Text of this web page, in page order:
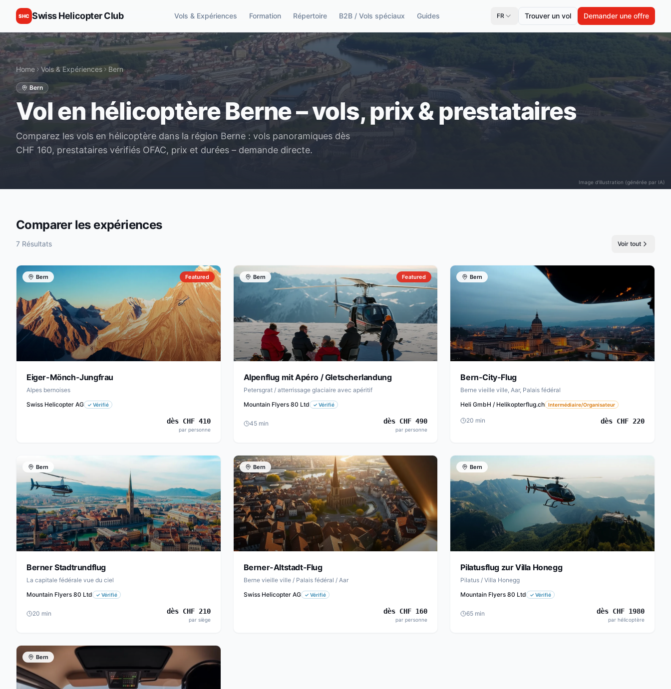
SHC Swiss Helicopter Club Vols & Expériences Formation Répertoire B2B / Vols spéciaux Guides FR Trouver un vol Demander une offre
Image d'illustration (générée par IA)
Home Vols & Expériences Bern
Bern
Vol en hélicoptère Berne – vols, prix & prestataires
Comparez les vols en hélicoptère dans la région Berne : vols panoramiques dès
CHF 160, prestataires vérifiés OFAC, prix et durées – demande directe.
Comparer les expériences
7 Résultats Voir tout
Bern Featured
Eiger-Mönch-Jungfrau
Alpes bernoises
Swiss Helicopter AG
✓ Vérifié
dèsCHF 410
par personne
Bern Featured
Alpenflug mit Apéro / Gletscherlandung
Petersgrat / atterrissage glaciaire avec apéritif
Mountain Flyers 80 Ltd
✓ Vérifié
45min dès CHF490
par personne
Bern
Bern-City-Flug
Berne vieille ville, Aar, Palais fédéral
Heli GmbH / Helikopterflug.ch Intermédiaire/Organisateur
20 min dèsCHF 220
Bern
Berner Stadtrundflug
La capitale fédérale vue du ciel
Mountain Flyers 80 Ltd
✓ Vérifié
20 min dèsCHF 210
par siège
Bern
Berner-Altstadt-Flug
Berne vieille ville / Palais fédéral / Aar
Swiss Helicopter AG
✓ Vérifié
dès CHF 160
par personne
Bern
Pilatusflug zur Villa Honegg
Pilatus / Villa Honegg
Mountain Flyers 80 Ltd
✓Vérifié
65 min dèsCHF 1980
par hélicoptère
Bern